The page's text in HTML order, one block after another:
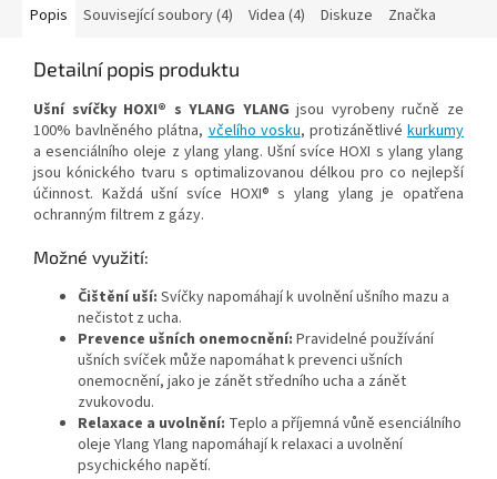
Popis Související soubory (4) Videa (4) Diskuze Značka
Detailní popis produktu
Ušní svíčkyHOXI® s YLANG YLANGjsou vyrobeny ručně ze
100% bavlněného plátna,včelího vosku, protizánětlivékurkumy
a esenciálního oleje z ylang ylang. Ušní svíce HOXI s ylang ylang
jsou kónického tvaru s optimalizovanou délkou pro co nejlepší
účinnost. Každá ušní svíce HOXI® s ylang ylang je opatřena
ochranným filtrem z gázy.
Možné využití:
Čištění uší: Svíčky napomáhají k uvolnění ušního mazu a
nečistot z ucha.
Prevence ušních onemocnění: Pravidelné používání
ušních svíček může napomáhat k prevenci ušních
onemocnění, jako je zánět středního ucha a zánět
zvukovodu.
Relaxace a uvolnění: Teplo a příjemná vůně esenciálního
oleje Ylang Ylang napomáhají k relaxaci a uvolnění
psychického napětí.